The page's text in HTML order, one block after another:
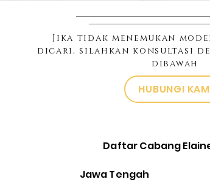
Jika tidak menemukan
dicari, silahkan konsultasi
dibawah
HUBUNGI
Daftar Cabang
Jawa Tengah